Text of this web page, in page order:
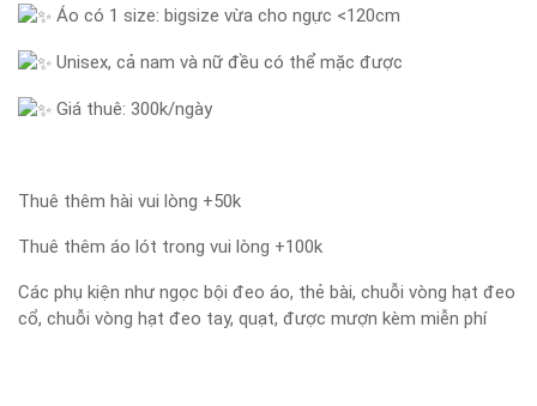
Áo có 1 size: bigsize vừa cho ngực <120cm
Unisex, cả nam và nữ đều có thể mặc được
Giá thuê: 300k/ngày
Thuê thêm hài vui lòng +50k
Thuê thêm áo lót trong vui lòng +100k
Các phụ kiện như ngọc bội đeo áo, thẻ bài, chuỗi vòng hạt đeo
cổ, chuỗi vòng hạt đeo tay, quạt, được mượn kèm miễn phí